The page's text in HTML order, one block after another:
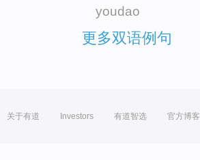
youdao
更多双语例句
关于有道 Investors 有道智选 官方博客